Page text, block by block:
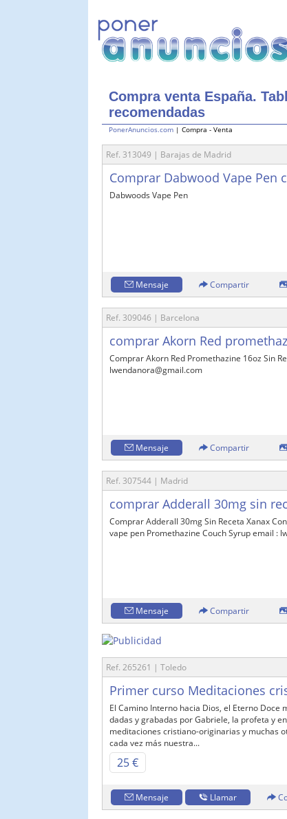
Compra venta España.
recomendadas
PonerAnuncios.com | Compra - Venta
Ref. 313049 | Barajas de Madrid
Comprar Dabwood Vape Pen
Dabwoods Vape Pen
Mensaje Compartir
Ref. 309046 | Barcelona
comprar Akorn Red
Comprar Akorn Red Promethazine 16oz Sin
lwendanora@gmail.com
Mensaje Compartir
Ref. 307544 | Madrid
comprar Adderall 30mg sin
Comprar Adderall 30mg Sin Receta Xanax
vape pen Promethazine Couch Syrup email :
Mensaje Compartir
Ref. 265261 | Toledo
Primer curso Meditaciones
El Camino Interno hacia Dios, el Eterno
dadas y grabadas por Gabriele, la profeta y
meditaciones cristiano-originarias y muchas
cada vez más nuestra...
25 €
Mensaje Llamar